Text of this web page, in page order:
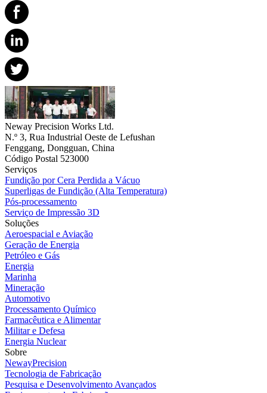
Neway Precision Works Ltd.
N.º 3, Rua Industrial Oeste de Lefushan
Fenggang, Dongguan, China
Código Postal 523000
Serviços
Fundição por Cera Perdida a Vácuo
Superligas de Fundição (Alta Temperatura)
Pós-processamento
Serviço de Impressão 3D
Soluções
Aeroespacial e Aviação
Geração de Energia
Petróleo e Gás
Energia
Marinha
Mineração
Automotivo
Processamento Químico
Farmacêutica e Alimentar
Militar e Defesa
Energia Nuclear
Sobre
NewayPrecision
Tecnologia de Fabricação
Pesquisa e Desenvolvimento Avançados